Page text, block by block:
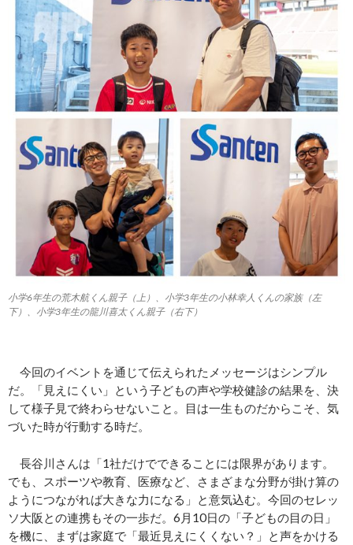
小学6年生の荒木航くん親子（上）、小学3年生の小林幸人くんの家族（左
下）、小学3年生の龍川喜太くん親子（右下）
今回のイベントを通じて伝えられたメッセージはシンプル
だ。「見えにくい」という子どもの声や学校健診の結果を、決
して様子見で終わらせないこと。目は一生ものだからこそ、気
づいた時が行動する時だ。
長谷川さんは「1社だけでできることには限界があります。
でも、スポーツや教育、医療など、さまざまな分野が掛け算の
ようにつながれば大きな力になる」と意気込む。今回のセレッ
ソ大阪との連携もその一歩だ。6月10日の「子どもの目の日」
を機に、まずは家庭で「最近見えにくくない？」と声をかける